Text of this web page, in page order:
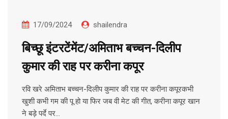
17/09/2024 shailendra
बिच्छू इंटरटेंमेंट/अमिताभ बच्चन-दिलीप
कुमार की राह पर करीना कपूर
रवि खरे अमिताभ बच्चन-दिलीप कुमार की राह पर करीना कपूरकभी
खुशी कभी गम की पू हो या फिर जब वी मेट की गीत, करीना कपूर खान
ने बड़े पर्दे पर…